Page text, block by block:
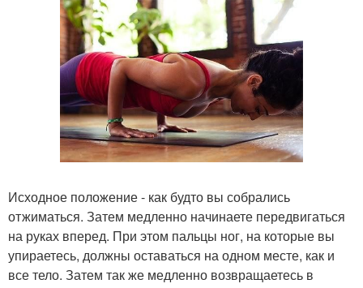
Исходное положение - как будто вы собрались
отжиматься. Затем медленно начинаете передвигаться
на руках вперед. При этом пальцы ног, на которые вы
упираетесь, должны оставаться на одном месте, как и
все тело. Затем так же медленно возвращаетесь в